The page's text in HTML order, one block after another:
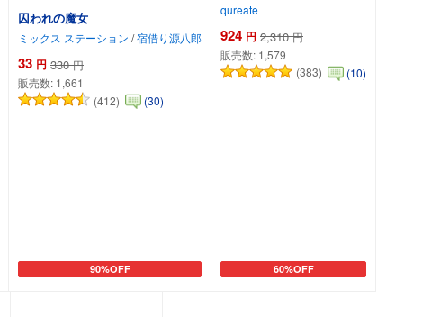
囚われの魔女
ミックス ステーション /宿借り源八郎
33 円 330 円
販売数: 1,661
(412)
(30)
90%OFF
カートに追加
qureate
924 円 2,310 円
販売数: 1,579
(383)
(10)
60%OFF
カートに追加